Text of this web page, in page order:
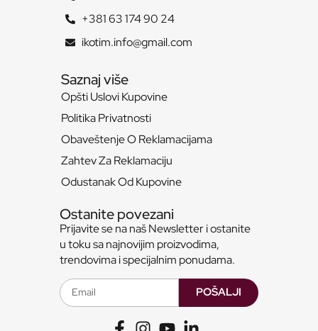
+381 63 174 90 24
ikotim.info@gmail.com
Saznaj više
Opšti Uslovi Kupovine
Politika Privatnosti
Obaveštenje O Reklamacijama
Zahtev Za Reklamaciju
Odustanak Od Kupovine
Ostanite povezani
Prijavite se na naš Newsletter i ostanite
u toku sa najnovijim proizvodima,
trendovima i specijalnim ponudama.
POŠALJI